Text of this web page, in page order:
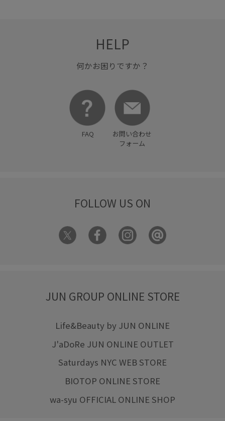
HELP
何かお困りですか？
FAQ
お問い合わせ
フォーム
FOLLOW US ON
JUN GROUP ONLINE STORE
Life&Beauty by JUN ONLINE
J'aDoRe JUN ONLINE OUTLET
Saturdays NYC WEB STORE
BIOTOP ONLINE STORE
wa-syu OFFICIAL ONLINE SHOP